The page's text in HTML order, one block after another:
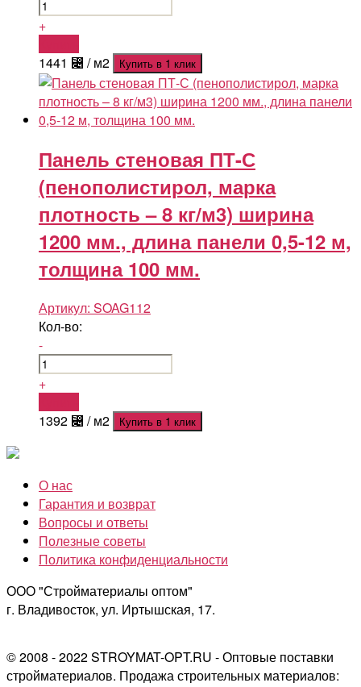
+
1441 ⃄ / м2 Купить в 1 клик
Панель стеновая ПТ-С
(пенополистирол, марка
плотность – 8 кг/м3) ширина
1200 мм., длина панели 0,5-12 м,
толщина 100 мм.
Артикул: SOAG112
Кол-во:
-
+
1392 ⃄ / м2 Купить в 1 клик
О нас
Гарантия и возврат
Вопросы и ответы
Полезные советы
Политика конфиденциальности
ООО "Стройматериалы оптом"
г. Владивосток, ул. Иртышская, 17.
© 2008 - 2022 STROYMAT-OPT.RU - Оптовые поставки
стройматериалов. Продажа строительных материалов: